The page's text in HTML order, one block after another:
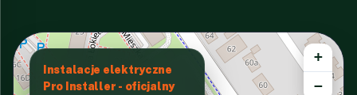
Instalacje elektryczne
Pro Installer - oficjalny
+
−